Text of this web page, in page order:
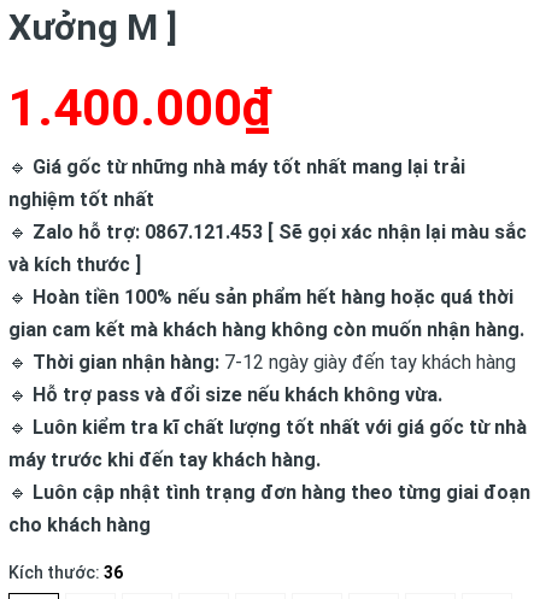
Xưởng M ]
1.400.000₫
🔹 Giá gốc từ những nhà máy tốt nhất mang lại trải
nghiệm tốt nhất
🔹 Zalo hỗ trợ: 0867.121.453 [ Sẽ gọi xác nhận lại màu sắc
và kích thước ]
🔹 Hoàn tiền 100% nếu sản phẩm hết hàng hoặc quá thời
gian cam kết mà khách hàng không còn muốn nhận hàng.
🔹 Thời gian nhận hàng: 7-12 ngày giày đến tay khách hàng
🔹 Hỗ trợ pass và đổi size nếu khách không vừa.
🔹 Luôn kiểm tra kĩ chất lượng tốt nhất với giá gốc từ nhà
máy trước khi đến tay khách hàng.
🔹 Luôn cập nhật tình trạng đơn hàng theo từng giai đoạn
cho khách hàng
Kích thước: 36